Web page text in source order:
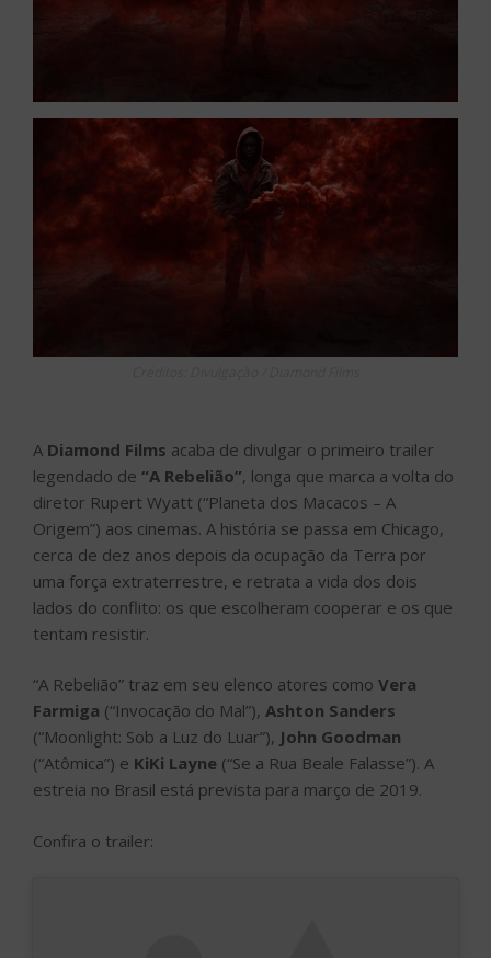
A Diamond Films acaba de divulgar o primeiro trailer
legendado de “A Rebelião”, longa que marca a volta do
diretor Rupert Wyatt (“Planeta dos Macacos – A
Origem”) aos cinemas. A história se passa em Chicago,
cerca de dez anos depois da ocupação da Terra por
uma força extraterrestre, e retrata a vida dos dois
lados do conflito: os que escolheram cooperar e os que
tentam resistir.
“A Rebelião” traz em seu elenco atores como Vera
Farmiga (“Invocação do Mal”), Ashton Sanders
(“Moonlight: Sob a Luz do Luar”), John Goodman
(“Atômica”) e KiKi Layne (“Se a Rua Beale Falasse”). A
estreia no Brasil está prevista para março de 2019.
Confira o trailer: